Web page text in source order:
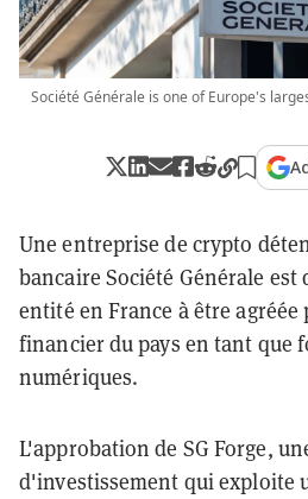
Société Générale is one of Europe's
Une entreprise de crypto
bancaire Société Générale est
entité en France à être
financier du pays en tant que
numériques.
L'approbation de SG Forge,
d'investissement qui exploite